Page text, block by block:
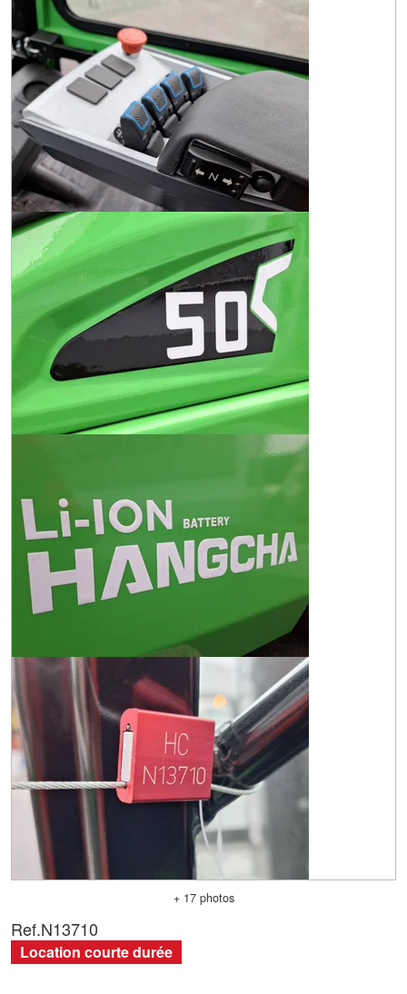
+ 17 photos
Ref.N13710
Location courte durée